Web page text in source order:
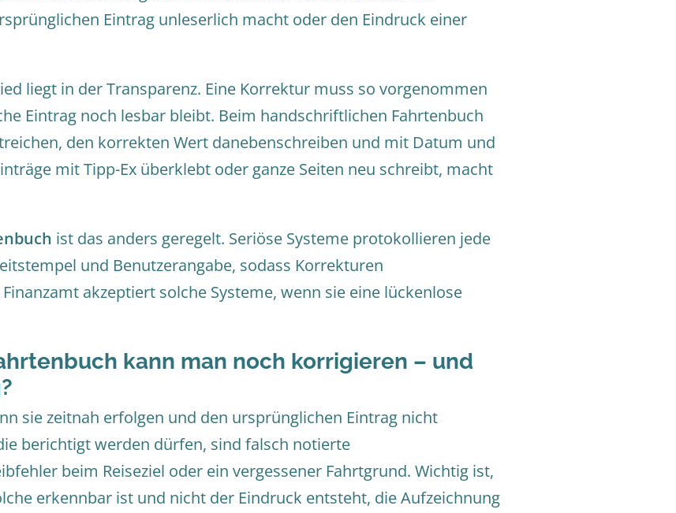
Eintrag unleserlich macht oder den Eindruck einer
liegt in der Transparenz. Eine Korrektur muss so vorgenommen
Eintrag noch lesbar bleibt. Beim handschriftlichen Fahrtenbuch
den korrekten Wert danebenschreiben und mit Datum und
mit Tipp-Ex überklebt oder ganze Seiten neu schreibt, macht
ist das anders geregelt. Seriöse Systeme protokollieren jede
und Benutzerangabe, sodass Korrekturen
akzeptiert solche Systeme, wenn sie eine lückenlose
kann man noch korrigieren – und
sie zeitnah erfolgen und den ursprünglichen Eintrag nicht
berichtigt werden dürfen, sind falsch notierte
beim Reiseziel oder ein vergessener Fahrtgrund. Wichtig ist,
erkennbar ist und nicht der Eindruck entsteht, die Aufzeichnung